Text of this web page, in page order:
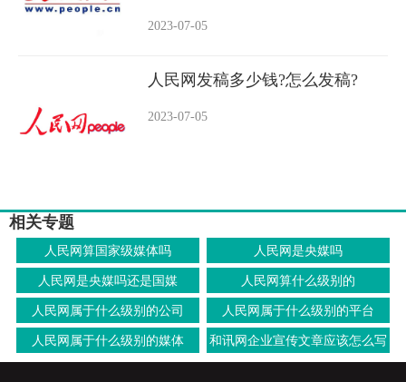
2023-07-05
人民网发稿多少钱?怎么发稿?
2023-07-05
相关专题
人民网算国家级媒体吗 人民网是央媒吗
人民网是央媒吗还是国媒 人民网算什么级别的
人民网属于什么级别的公司 人民网属于什么级别的平台
人民网属于什么级别的媒体 和讯网企业宣传文章应该怎么写